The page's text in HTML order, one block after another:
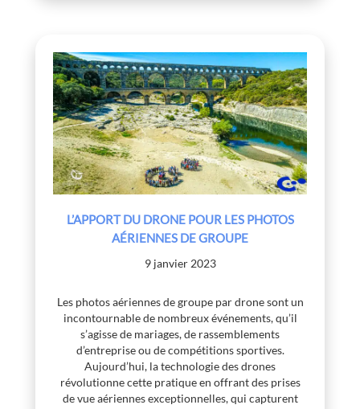
L’APPORT DU DRONE POUR LES PHOTOS
AÉRIENNES DE GROUPE
9 janvier 2023
Les photos aériennes de groupe par drone sont un
incontournable de nombreux événements, qu’il
s’agisse de mariages, de rassemblements
d’entreprise ou de compétitions sportives.
Aujourd’hui, la technologie des drones
révolutionne cette pratique en offrant des prises
de vue aériennes exceptionnelles, qui capturent